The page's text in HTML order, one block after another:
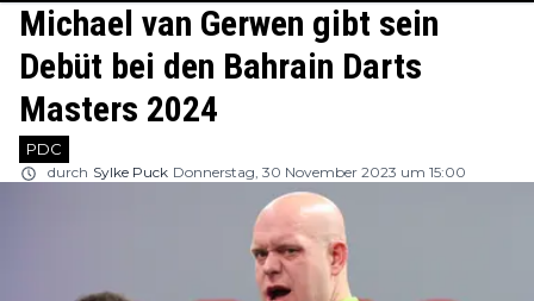
Michael van Gerwen gibt sein
Debüt bei den Bahrain Darts
Masters 2024
PDC
durch Sylke Puck Donnerstag, 30 November 2023 um 15:00